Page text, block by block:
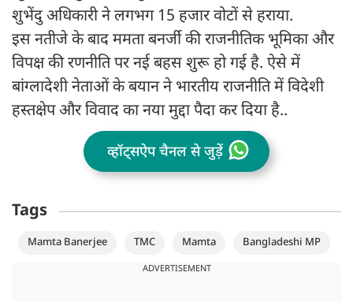
शुभेंदु अधिकारी ने लगभग 15 हजार वोटों से हराया.
इस नतीजे के बाद ममता बनर्जी की राजनीतिक भूमिका और
विपक्ष की रणनीति पर नई बहस शुरू हो गई है. ऐसे में
बांग्लादेशी नेताओं के बयान ने भारतीय राजनीति में विदेशी
हस्तक्षेप और विवाद का नया मुद्दा पैदा कर दिया है..
व्हॉट्सऐप चैनल से जुड़ें
Tags
Mamta Banerjee TMC Mamta Bangladeshi MP
ADVERTISEMENT